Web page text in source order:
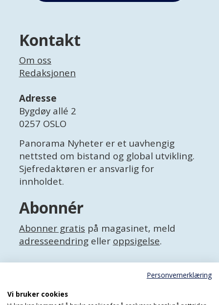
Kontakt
Om oss
Redaksjonen
Adresse
Bygdøy allé 2
0257 OSLO
Panorama Nyheter er et uavhengig
nettsted om bistand og global utvikling.
Sjefredaktøren er ansvarlig for
innholdet.
Abonnér
Abonner gratis på magasinet, meld
adresseendringeller oppsigelse.
Facebook
Personvernerklæring
Personvernerklæring
Vi bruker cookies